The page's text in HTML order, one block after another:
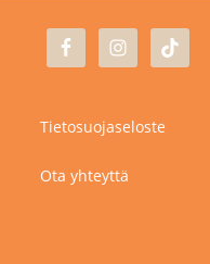
Tietosuojaseloste
Ota yhteyttä